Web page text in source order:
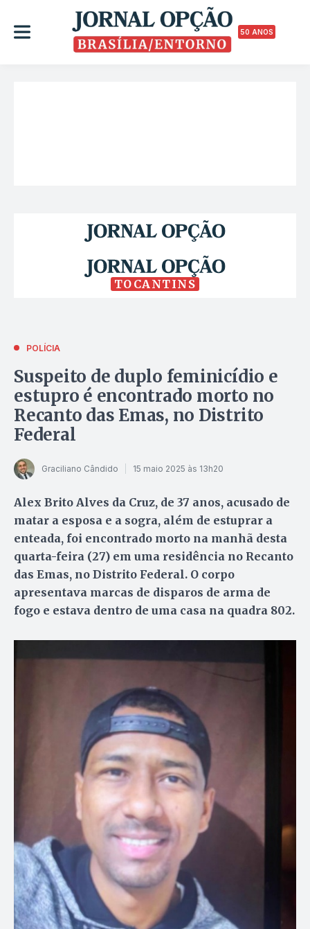
50 ANOS
TOCANTINS
POLÍCIA
Suspeito de duplo feminicídio e
estupro é encontrado morto no
Recanto das Emas, no Distrito
Federal
Graciliano Cândido 15 maio 2025 às 13h20
Alex Brito Alves da Cruz, de 37 anos, acusado de
matar a esposa e a sogra, além de estuprar a
enteada, foi encontrado morto na manhã desta
quarta-feira (27) em uma residência no Recanto
das Emas, no Distrito Federal. O corpo
apresentava marcas de disparos de arma de
fogo e estava dentro de uma casa na quadra 802.